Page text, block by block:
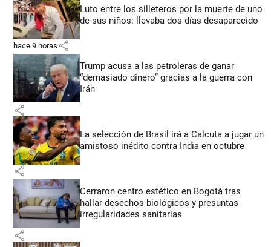
Luto entre los silleteros por la muerte de uno
de sus niños: llevaba dos días desaparecido
hace 9 horas share
Trump acusa a las petroleras de ganar
“demasiado dinero” gracias a la guerra con
Irán
share
La selección de Brasil irá a Calcuta a jugar un
amistoso inédito contra India en octubre
share
Cerraron centro estético en Bogotá tras
hallar desechos biológicos y presuntas
irregularidades sanitarias
share